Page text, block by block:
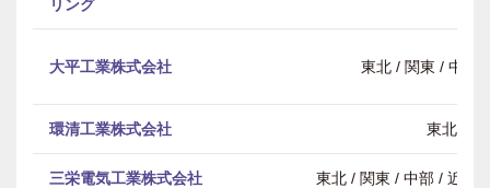
リング
大平工業株式会社 東北 / 関東 / 中部
環清工業株式会社 東北
三栄電気工業株式会社 東北 / 関東 / 中部 / 近畿